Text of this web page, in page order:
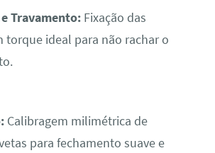
Travamento:Fixação das
torque ideal para não rachar o
Calibragem milimétrica de
para fechamento suave e